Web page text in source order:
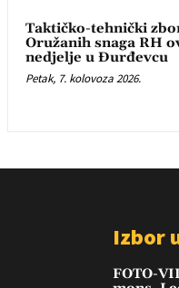
Taktičko-tehnički
Oružanih snaga RH
nedjelje u Đurđevcu
Petak, 7. kolovoza 2026.
Izbor
FOTO-